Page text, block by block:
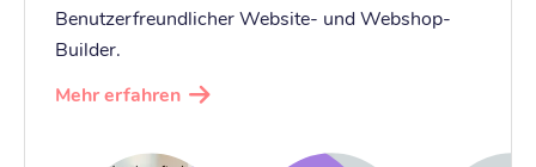
Benutzerfreundlicher Website- und Webshop-
Builder.
Mehr erfahren